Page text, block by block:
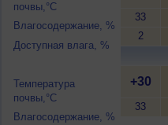
почвы,°C
Влагосодержание, %
Доступная влага, %
Температура
почвы,°C
Влагосодержание, %
33
2
+30
33